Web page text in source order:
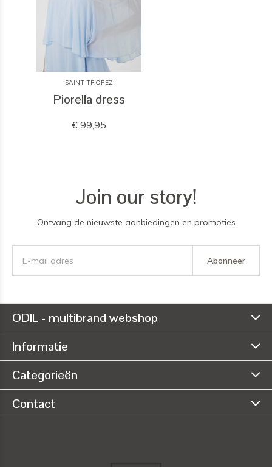
SAINT TROPEZ
Piorella dress
€ 99,95
Join our story!
Ontvang de nieuwste aanbiedingen en promoties
Abonneer
ODIL - multibrand webshop
Informatie
Categorieën
Contact